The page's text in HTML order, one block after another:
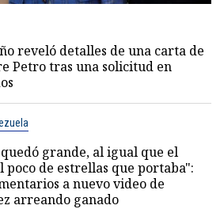
reveló detalles de una carta de
Petro tras una solicitud en
grande, al igual que el
de estrellas que portaba":
a nuevo video de
arreando ganado